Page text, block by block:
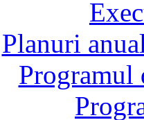
Planuri